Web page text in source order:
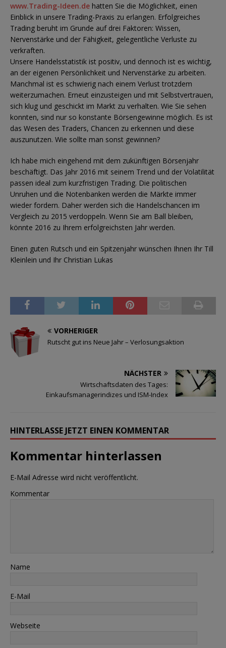
www.Trading-Ideen.de hatten Sie die Möglichkeit, einen
Einblick in unsere Trading-Praxis zu erlangen. Erfolgreiches
Trading beruht im Grunde auf drei Faktoren: Wissen,
Nervenstärke und der Fähigkeit, gelegentliche Verluste zu
verkraften.
Unsere Handelsstatistik ist positiv, und dennoch ist es wichtig,
an der eigenen Persönlichkeit und Nervenstärke zu arbeiten.
Manchmal ist es schwierig nach einem Verlust trotzdem
weiterzumachen. Erneut einzusteigen und mit Selbstvertrauen,
sich klug und geschickt im Markt zu verhalten. Wie Sie sehen
konnten, sind nur so konstante Börsengewinne möglich. Es ist
das Wesen des Traders, Chancen zu erkennen und diese
auszunutzen. Wie sollte man sonst gewinnen?
Ich habe mich eingehend mit dem zukünftigen Börsenjahr
beschäftigt. Das Jahr 2016 mit seinem Trend und der Volatilität
passen ideal zum kurzfristigen Trading. Die politischen
Unruhen und die Notenbanken werden die Märkte immer
wieder fordern. Daher werden sich die Handelschancen im
Vergleich zu 2015 verdoppeln. Wenn Sie am Ball bleiben,
könnte 2016 zu Ihrem erfolgreichsten Jahr werden.
Einen guten Rutsch und ein Spitzenjahr wünschen Ihnen Ihr Till
Kleinlein und Ihr Christian Lukas
VORHERIGER
Rutscht gut ins Neue Jahr – Verlosungsaktion
NÄCHSTER
Wirtschaftsdaten des Tages:
Einkaufsmanagerindizes und ISM-Index
HINTERLASSE JETZT EINEN KOMMENTAR
Kommentar hinterlassen
E-Mail Adresse wird nicht veröffentlicht.
Kommentar
Name
E-Mail
Webseite